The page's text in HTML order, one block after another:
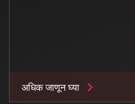
अधिक जाणून घ्या